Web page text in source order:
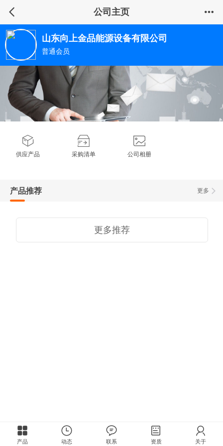
公司主页
山东向上金品能源设备有限公司
普通会员
供应产品 采购清单 公司相册
更多
产品推荐
更多推荐
产品 动态 联系 资质 关于